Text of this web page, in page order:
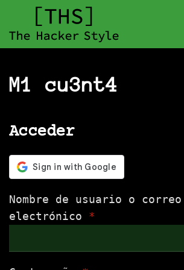
M1 cu3nt4
Acceder
Nombre de usuario o correo
electrónico *